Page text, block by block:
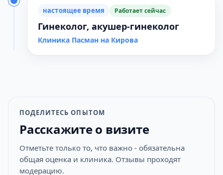
настоящее время Работает сейчас
Гинеколог, акушер-гинеколог
Клиника Пасман на Кирова
ПОДЕЛИТЕСЬ ОПЫТОМ
Расскажите о визите
Отметьте только то, что важно - обязательна
общая оценка и клиника. Отзывы проходят
модерацию.